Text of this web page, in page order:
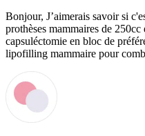
Bonjour, J’aimerais savoir si
prothèses mammaires de
capsuléctomie en bloc de
lipofilling mammaire pour